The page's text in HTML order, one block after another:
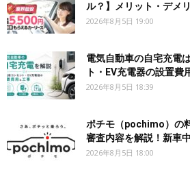
ル？】メリット・デメ
2026年8月5日 19:00
電気自動車の自宅充電
ト・EV充電器の設置費
2026年8月5日 18:39
ポチモ（pochimo）の
審査内容を解説！新車
2026年8月5日 18:00